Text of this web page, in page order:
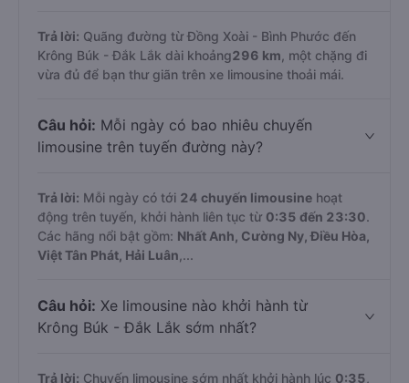
Trả lời: Quãng đường từ Đồng Xoài - Bình Phước đến
Krông Búk - Đắk Lắk dài khoảng296 km , một chặng đi
vừa đủ để bạn thư giãn trên xe limousine thoải mái.
Câu hỏi: Mỗi ngày có bao nhiêu chuyến
limousine trên tuyến đường này?
Trả lời: Mỗi ngày có tới 24 chuyến limousine hoạt
động trên tuyến, khởi hành liên tục từ 0:35 đến 23:30.
Các hãng nổi bật gồm: Nhất Anh, Cường Ny, Điều Hòa,
Việt Tân Phát, Hải Luân ,...
Câu hỏi: Xe limousine nào khởi hành từ
Krông Búk - Đắk Lắk sớm nhất?
Trả lời: Chuyến limousine sớm nhất khởi hành lúc 0:35